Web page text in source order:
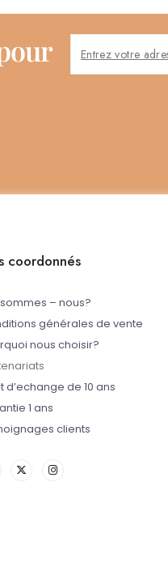
coordonnés
– nous?
générales de vente
nous choisir?
d’echange de 10 ans
1 ans
clients